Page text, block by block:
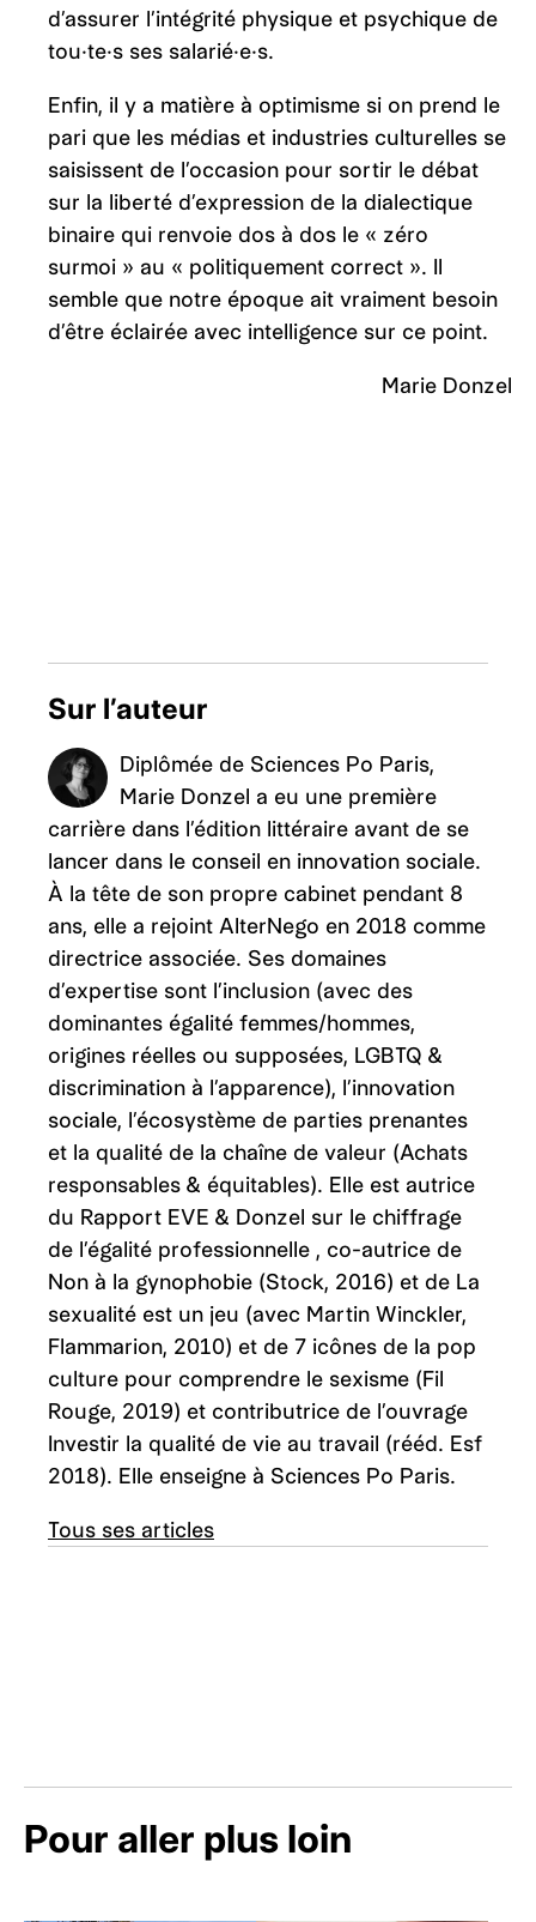
d’assurer l’intégrité physique et psychique de
tou·te·s ses salarié·e·s.
Enfin, il y a matière à optimisme si on prend le
pari que les médias et industries culturelles se
saisissent de l’occasion pour sortir le débat
sur la liberté d’expression de la dialectique
binaire qui renvoie dos à dos le « zéro
surmoi » au « politiquement correct ». Il
semble que notre époque ait vraiment besoin
d’être éclairée avec intelligence sur ce point.
Marie Donzel
Sur l’auteur
Diplômée de Sciences Po Paris,
Marie Donzel a eu une première
carrière dans l’édition littéraire avant de se
lancer dans le conseil en innovation sociale.
À la tête de son propre cabinet pendant 8
ans, elle a rejoint AlterNego en 2018 comme
directrice associée. Ses domaines
d’expertise sont l’inclusion (avec des
dominantes égalité femmes/hommes,
origines réelles ou supposées, LGBTQ &
discrimination à l’apparence), l’innovation
sociale, l’écosystème de parties prenantes
et la qualité de la chaîne de valeur (Achats
responsables & équitables). Elle est autrice
du Rapport EVE & Donzel sur le chiffrage
de l’égalité professionnelle , co-autrice de
Non à la gynophobie (Stock, 2016) et de La
sexualité est un jeu (avec Martin Winckler,
Flammarion, 2010) et de 7 icônes de la pop
culture pour comprendre le sexisme (Fil
Rouge, 2019) et contributrice de l’ouvrage
Investir la qualité de vie au travail (rééd. Esf
2018). Elle enseigne à Sciences Po Paris.
Tous ses articles
Pour aller plus loin